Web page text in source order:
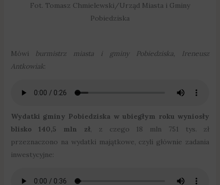
Fot. Tomasz Chmielewski/Urząd Miasta i Gminy
Pobiedziska
Mówi burmistrz miasta i gminy Pobiedziska, Ireneusz
Antkowiak:
Wydatki gminy Pobiedziska w ubiegłym roku wyniosły
blisko 140,5 mln zł, z czego 18 mln 751 tys. zł
przeznaczono na wydatki majątkowe, czyli głównie zadania
inwestycyjne: